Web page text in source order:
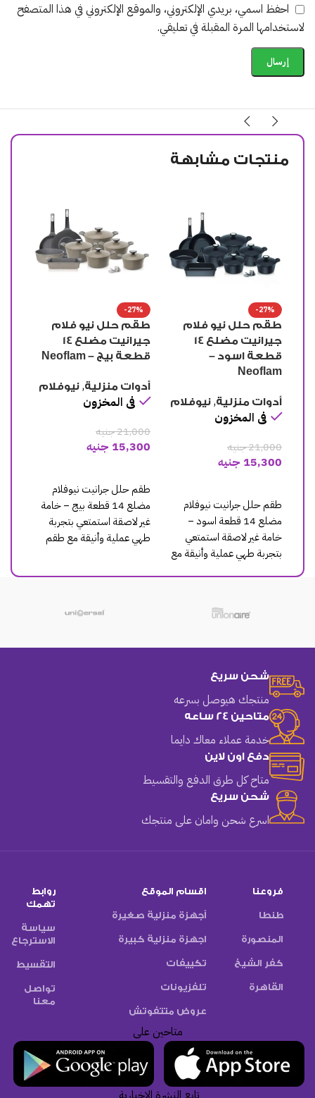
احفظ اسمي، بريدي الإلكتروني، والموقع الإلكتروني في هذا المتصفح
لاستخدامها المرة المقبلة في تعليقي.
منتجات مشابهة
فلام
قطعة بيج – خامة
بتجربة
مع طقم
طقم حلل نيو فلام
قطعة رصاصي –
Neoflam
أدوات منزلية, نيوفلام
فى المخزون
21,000
15,300
طقم حلل جرانيت نيوفلام
مضلع 14 قطعة رصاصي –
خامة غير لاصقة استمتعي
بتجربة طهي عملية وأنيقة مع
طقم حلل نيو فلام
قطعة روز – Neoflam
أدوات منزلية, نيوفلام
فى المخزون
21,000
15,300
طقم حلل جرانيت نيوفلام
مضلع 14 قطعة روز – خامة
غير لاصقة استمتعي بتجربة
طهي عملية وأنيقة مع طقم
شحن سريع
منتجك هيوصل بسرعه
متاحين 24 ساعه
خدمة عملاء معاك دايما
دفع اون لاين
متاح كل طرق الدفع والتقسيط
شحن سريع
اسرع شحن وامان على منتجك
فروعنا
طنطا
المنصورة
كفر الشيخ
القاهرة
اقسام الموقع
أجهزة منزلية صغيرة
اجهزة منزلية كبيرة
تكييفات
تلفزيونات
عروض متتفوتش
روابط
تهمك
سياسة
الاسترجاع
التقسيط
تواصل
معنا
متاحين على